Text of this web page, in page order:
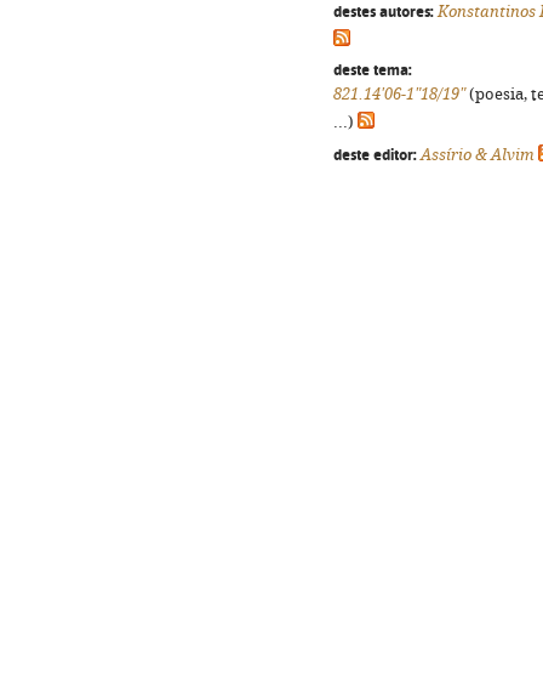
destes autores: Konstantinos
deste tema:
821.14'06-1"18/19"(poesia,
...)
deste editor: Assírio & Alvim